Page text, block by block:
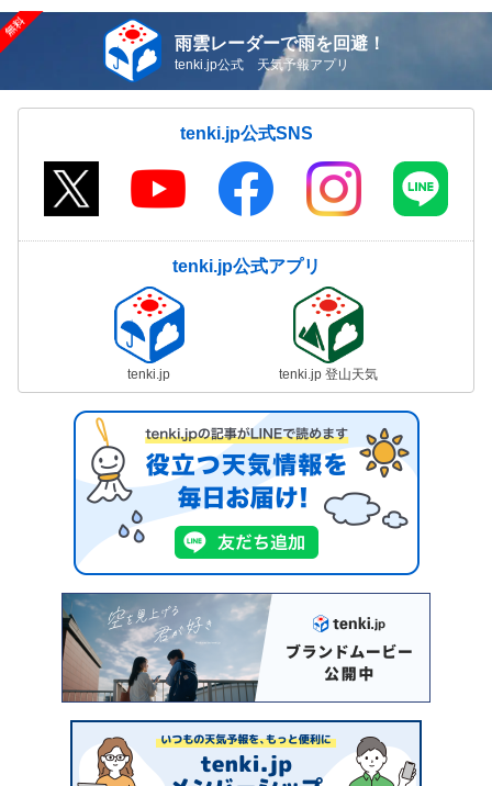
雨雲レーダーで雨を回避！
tenki.jp公式 天気予報アプリ
tenki.jp公式SNS
tenki.jp公式アプリ
tenki.jp tenki.jp 登山天気